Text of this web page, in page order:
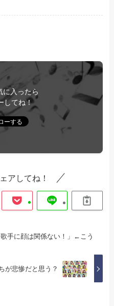
に入ったら
してね！
アしてね！
歌手に顔は関係ない！」←こう
が悲惨だと思う？